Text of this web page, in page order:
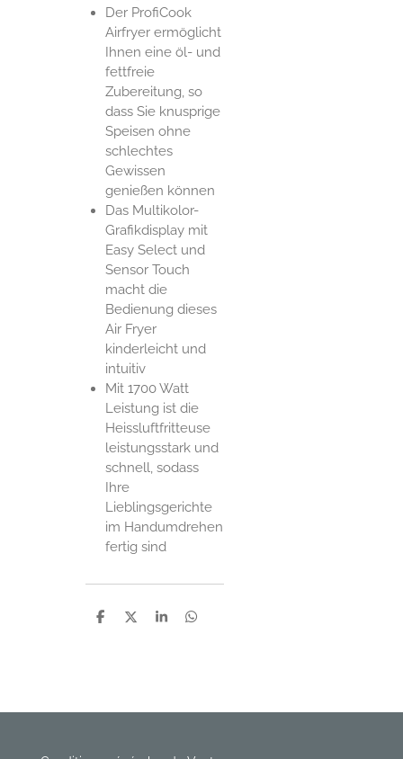
Der ProfiCook
Airfryer ermöglicht
Ihnen eine öl- und
fettfreie
Zubereitung, so
dass Sie knusprige
Speisen ohne
schlechtes
Gewissen
genießen können
Das Multikolor-
Grafikdisplay mit
Easy Select und
Sensor Touch
macht die
Bedienung dieses
Air Fryer
kinderleicht und
intuitiv
Mit 1700 Watt
Leistung ist die
Heissluftfritteuse
leistungsstark und
schnell, sodass
Ihre
Lieblingsgerichte
im Handumdrehen
fertig sind
P
r
P
r
P
r
P
r